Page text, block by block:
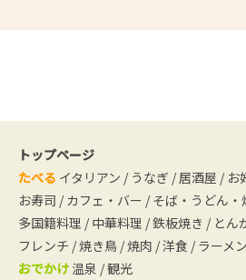
トップページ
たべる イタリアン / うなぎ / 居酒屋 / お
お寿司 / カフェ・バー / そば・うどん・
多国籍料理 / 中華料理 /鉄板焼き / とん
フレンチ /焼き鳥 /焼肉 /洋食 / ラーメ
おでかけ 温泉 /観光